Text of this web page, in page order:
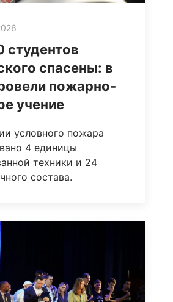
студентов
спасены: в
пожарно-
учение
условного пожара
4 единицы
техники и 24
состава.